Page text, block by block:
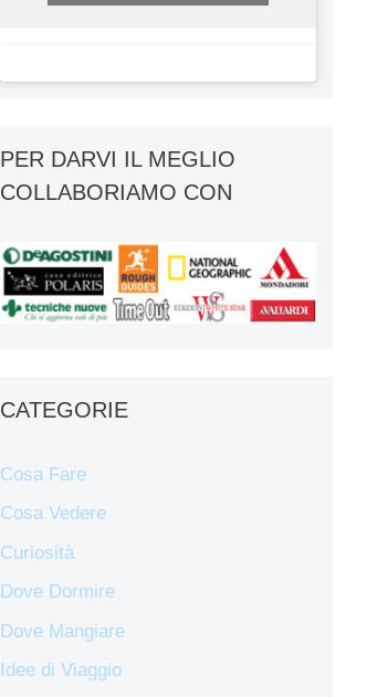
PER DARVI IL MEGLIO
COLLABORIAMO CON
CATEGORIE
Cosa Fare
Cosa Vedere
Curiosità
Dove Dormire
Dove Mangiare
Idee di Viaggio